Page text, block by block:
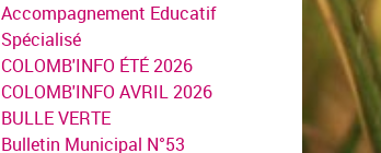
Accompagnement Educatif
Spécialisé
COLOMB'INFO ÉTÉ 2026
COLOMB'INFO AVRIL 2026
BULLE VERTE
Bulletin Municipal N°53